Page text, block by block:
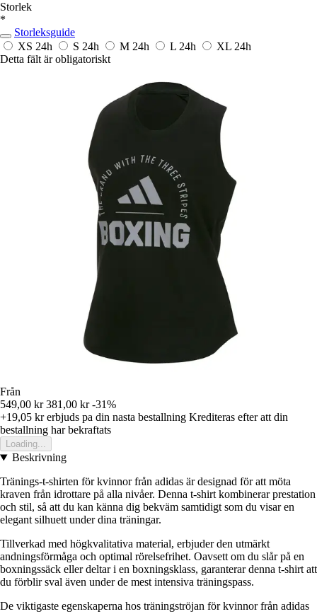
Storlek
*
Storleksguide
XS 24h S 24h M 24h L 24h XL 24h
Detta fält är obligatoriskt
Från
549,00 kr 381,00 kr -31%
+19,05 krerbjuds pa din nasta bestallning Krediteras efter att din
bestallning har bekraftats
Loading...
Beskrivning
Tränings-t-shirten för kvinnor från adidas är designad för att möta
kraven från idrottare på alla nivåer. Denna t-shirt kombinerar prestation
och stil, så att du kan känna dig bekväm samtidigt som du visar en
elegant silhuett under dina träningar.
Tillverkad med högkvalitativa material, erbjuder den utmärkt
andningsförmåga och optimal rörelsefrihet. Oavsett om du slår på en
boxningssäck eller deltar i en boxningsklass, garanterar denna t-shirt att
du förblir sval även under de mest intensiva träningspass.
De viktigaste egenskaperna hos träningströjan för kvinnor från adidas